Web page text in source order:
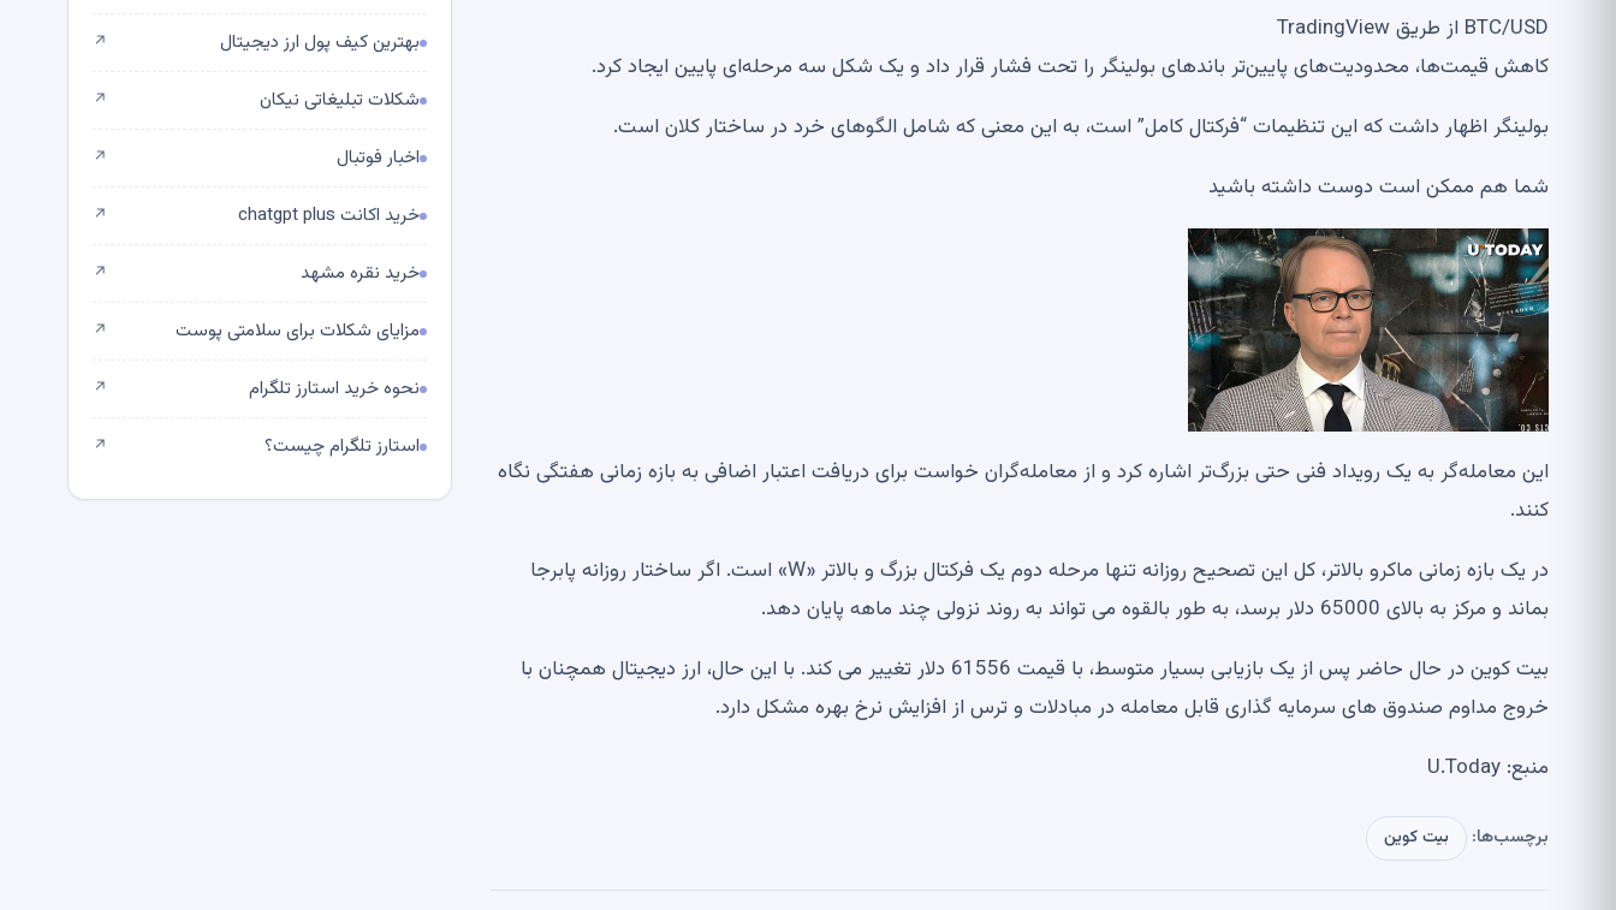
BTC/USD از طریق TradingView
کاهش قیمت‌ها، محدودیت‌های پایین‌تر باندهای بولینگر را تحت فشار قرار داد و یک شکل سه مرحله‌ای پایین ایجاد کرد.
بولینگر اظهار داشت که این تنظیمات “فرکتال کامل” است، به این معنی که شامل الگوهای خرد در ساختار کلان است.
شما هم ممکن است دوست داشته باشید
این معامله‌گر به یک رویداد فنی حتی بزرگ‌تر اشاره کرد و از معامله‌گران خواست برای دریافت اعتبار اضافی به بازه زمانی هفتگی نگاه
کنند.
در یک بازه زمانی ماکرو بالاتر، کل این تصحیح روزانه تنها مرحله دوم یک فرکتال بزرگ و بالاتر «W» است. اگر ساختار روزانه پابرجا
بماند و مرکز به بالای 65000 دلار برسد، به طور بالقوه می تواند به روند نزولی چند ماهه پایان دهد.
بیت کوین در حال حاضر پس از یک بازیابی بسیار متوسط، با قیمت 61556 دلار تغییر می کند. با این حال، ارز دیجیتال همچنان با
خروج مداوم صندوق های سرمایه گذاری قابل معامله در مبادلات و ترس از افزایش نرخ بهره مشکل دارد.
منبع: U.Today
برچسب‌ها: بیت کوین
بهترین کیف پول ارز دیجیتال ↗
شکلات تبلیغاتی نیکان ↗
اخبار فوتبال ↗
خرید اکانت chatgpt plus ↗
خرید نقره مشهد ↗
مزایای شکلات برای سلامتی پوست ↗
نحوه خرید استارز تلگرام ↗
استارز تلگرام چیست؟ ↗